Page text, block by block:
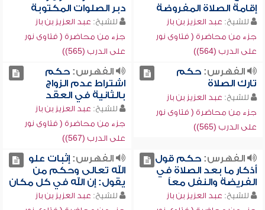
إقامة الصلاة المفروضة
للشيخ: عبد العزيز بن باز
جزء من محاضرة ( فتاوى نور
على الدرب (564))
دبر الصلوات المكتوبة
للشيخ: عبد العزيز بن باز
جزء من محاضرة ( فتاوى نور
على الدرب (565))
الفهرس:حكم
تارك الصلاة
للشيخ: عبد العزيز بن باز
جزء من محاضرة ( فتاوى نور
على الدرب (565))
الفهرس:حكم
اشتراط عدم الزواج
بالثانية في العقد
للشيخ: عبد العزيز بن باز
جزء من محاضرة ( فتاوى نور
على الدرب (567))
الفهرس:حكم قول
أذكار ما بعد الصلاة في
الفريضة والنفل معاً
للشيخ: عبد العزيز بن باز
الفهرس:إثبات علو
الله تعالى وحكم من
يقول: إن الله في كل مكان
للشيخ: عبد العزيز بن باز